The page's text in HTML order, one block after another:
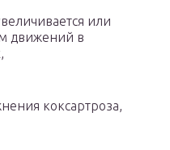
или
движений в
коксартроза,